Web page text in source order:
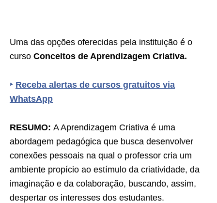
Uma das opções oferecidas pela instituição é o
curso Conceitos de Aprendizagem Criativa.
‣ Receba alertas de cursos gratuitos via
WhatsApp
RESUMO: A Aprendizagem Criativa é uma
abordagem pedagógica que busca desenvolver
conexões pessoais na qual o professor cria um
ambiente propício ao estímulo da criatividade, da
imaginação e da colaboração, buscando, assim,
despertar os interesses dos estudantes.